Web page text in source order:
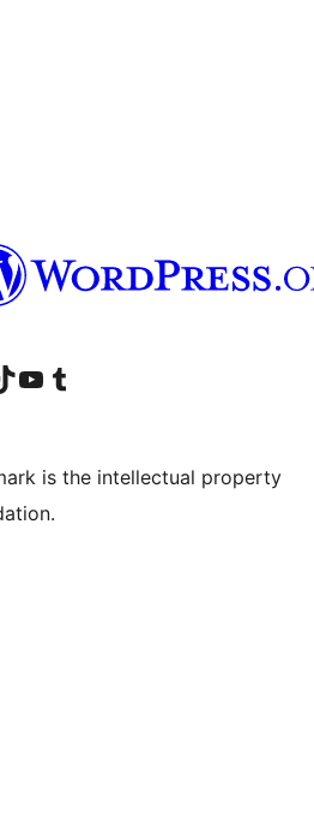
de Instagram
cuenta de LinkedIn
cuenta de TikTok
Visita nuestro canal de YouTube
Visita nuestra cuenta de Tumblr
is the intellectual property